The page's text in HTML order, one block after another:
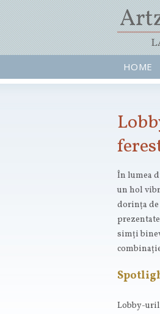
HOME
În lumea
un hol
dorința de
simți
Lobby-